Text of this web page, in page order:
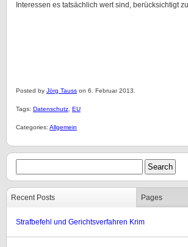
Interessen es tatsächlich wert sind, berücksichtigt
Posted by Jörg Tauss on 6. Februar 2013.
Tags: Datenschutz EU
Categories: Allgemein
Recent Posts Pages
Strafbefehl und Gerichtsverfahren Krim